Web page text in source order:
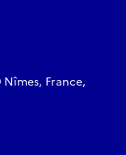
France,